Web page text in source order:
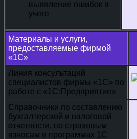
выявление ошибок в
учете
Материалы и услуги,
предоставляемые фирмой
«1С»
Линия консультаций
специалистов фирмы «1С» по
работе с «1С:Предприятие»
Справочники по составлению
бухгалтерской и налоговой
отчетности, по страховым
взносам в программах 1С